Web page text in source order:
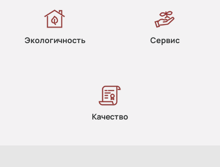
Экологичность Сервис
Качество